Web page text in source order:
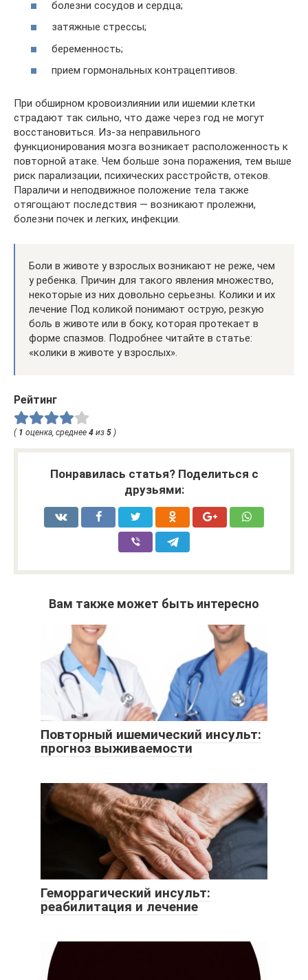
болезни сосудов и сердца;
затяжные стрессы;
беременность;
прием гормональных контрацептивов.
При обширном кровоизлиянии или ишемии клетки
страдают так сильно, что даже через год не могут
восстановиться. Из-за неправильного
функционирования мозга возникает расположенность к
повторной атаке. Чем больше зона поражения, тем выше
риск парализации, психических расстройств, отеков.
Параличи и неподвижное положение тела также
отягощают последствия — возникают пролежни,
болезни почек и легких, инфекции.
Боли в животе у взрослых возникают не реже, чем
у ребенка. Причин для такого явления множество,
некоторые из них довольно серьезны. Колики и их
лечение Под коликой понимают острую, резкую
боль в животе или в боку, которая протекает в
форме спазмов. Подробнее читайте в статье:
«колики в животе у взрослых».
Рейтинг
( 1 оценка, среднее 4 из 5 )
Понравилась статья? Поделиться с
друзьями:
Вам также может быть интересно
Повторный ишемический инсульт:
прогноз выживаемости
Геморрагический инсульт:
реабилитация и лечение